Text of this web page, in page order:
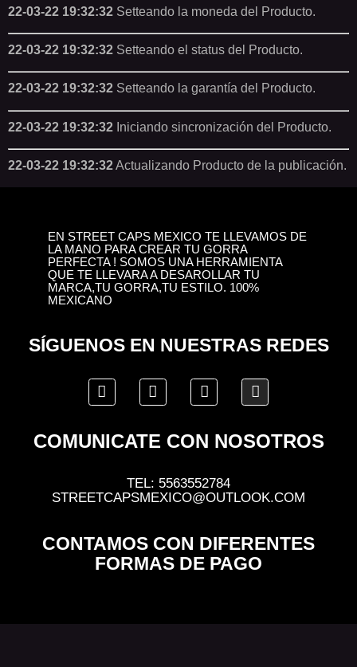
22-03-22 19:32:32 Setteando la moneda del Producto.
22-03-22 19:32:32 Setteando el status del Producto.
22-03-22 19:32:32 Setteando la garantía del Producto.
22-03-22 19:32:32 Iniciando sincronización del Producto.
22-03-22 19:32:32Actualizando Producto de la publicación.
EN STREET CAPS MEXICO TE LLEVAMOS DE
LA MANO PARA CREAR TU GORRA
PERFECTA ! SOMOS UNA HERRAMIENTA
QUE TE LLEVARA A DESAROLLAR TU
MARCA,TU GORRA,TU ESTILO. 100%
MEXICANO
SÍGUENOS EN NUESTRAS REDES
COMUNICATE CON NOSOTROS
TEL: 5563552784
STREETCAPSMEXICO@OUTLOOK.COM
CONTAMOS CON DIFERENTES
FORMAS DE PAGO